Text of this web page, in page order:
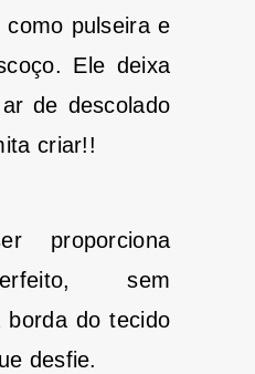
pulseira e
Ele deixa
de descolado
criar!!
proporciona
sem
do tecido
desfie.